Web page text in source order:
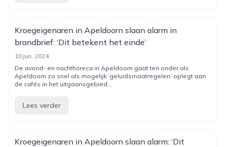
Kroegeigenaren in Apeldoorn slaan alarm in
brandbrief: ‘Dit betekent het einde’
10 jun. 2024
De avond- en nachthoreca in Apeldoorn gaat ten onder als
Apeldoorn zo snel als mogelijk ‘geluidsmaatregelen’ oplegt aan
de cafés in het uitgaansgebied...
Lees verder
Kroegeige­na­ren in Apeldoorn slaan alarm: ‘Dit